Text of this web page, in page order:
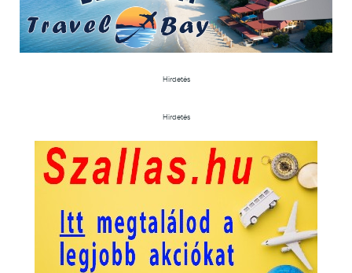
Hirdetés
Hirdetés